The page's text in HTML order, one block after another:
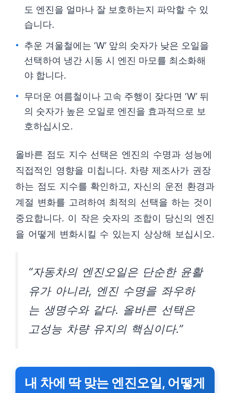
도 엔진을 얼마나 잘 보호하는지 파악할 수 있
습니다.
추운 겨울철에는 ‘W’ 앞의 숫자가 낮은 오일을
선택하여 냉간 시동 시 엔진 마모를 최소화해
야 합니다.
무더운 여름철이나 고속 주행이 잦다면 ‘W’ 뒤
의 숫자가 높은 오일로 엔진을 효과적으로 보
호하십시오.
올바른 점도 지수 선택은 엔진의 수명과 성능에
직접적인 영향을 미칩니다. 차량 제조사가 권장
하는 점도 지수를 확인하고, 자신의 운전 환경과
계절 변화를 고려하여 최적의 선택을 하는 것이
중요합니다. 이 작은 숫자의 조합이 당신의 엔진
을 어떻게 변화시킬 수 있는지 상상해 보십시오.
“자동차의 엔진오일은 단순한 윤활
유가 아니라, 엔진 수명을 좌우하
는 생명수와 같다. 올바른 선택은
고성능 차량 유지의 핵심이다.”
내 차에 딱 맞는 엔진오일, 어떻게